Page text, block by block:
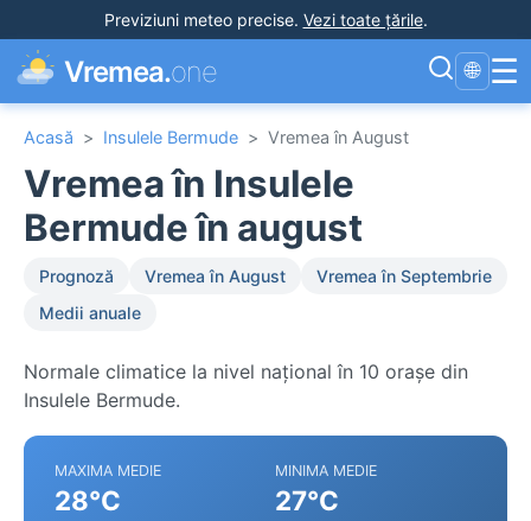
Previziuni meteo precise. Vezi toate țările.
Vremea.one 🌐 ☰
Acasă > Insulele Bermude > Vremea în August
Vremea în Insulele
Bermude în august
Prognoză Vremea în August
Vremea în Septembrie
Medii anuale
Normale climatice la nivel național în 10 orașe din
Insulele Bermude.
MAXIMA MEDIE
28°C
MINIMA MEDIE
27°C